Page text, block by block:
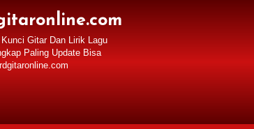
Gitar Dan Lirik Lagu
Paling Update Bisa